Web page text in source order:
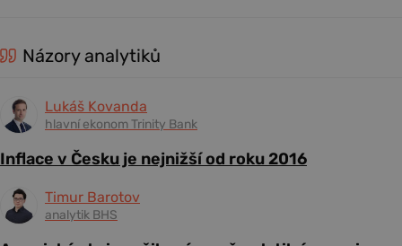
Názory analytiků
Lukáš Kovanda
hlavní ekonom Trinity Bank
Inflace v Česku je nejnižší od roku 2016
Timur Barotov
analytik BHS